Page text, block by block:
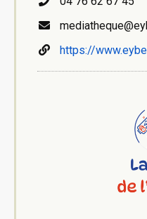
https://